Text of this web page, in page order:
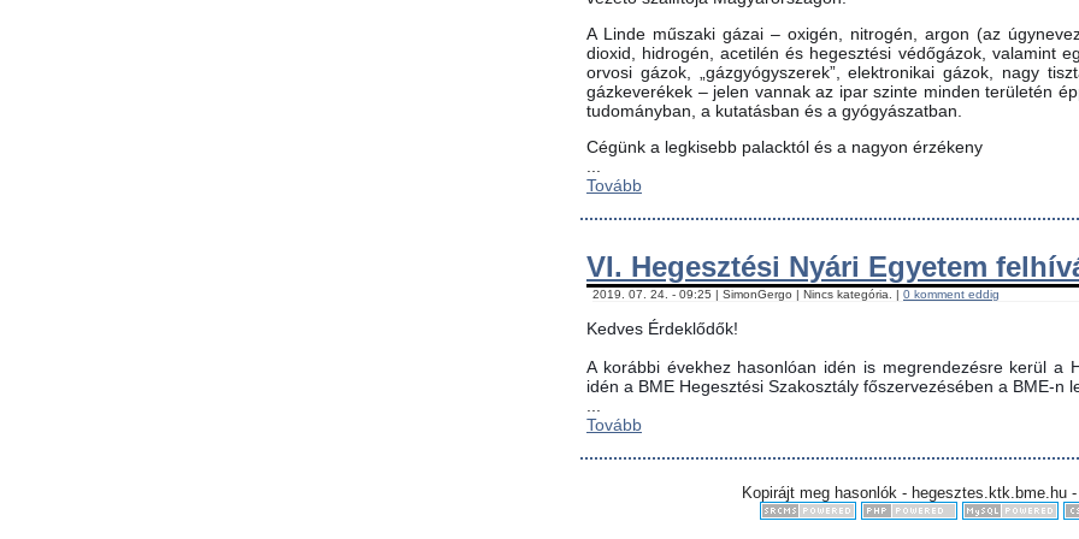
A Linde műszaki gázai – oxigén, nitrogén, argon (az
dioxid, hidrogén, acetilén és hegesztési védőgázok, valamint
orvosi gázok, „gázgyógyszerek”, elektronikai gázok, nagy
gázkeverékek – jelen vannak az ipar szinte minden területén
tudományban, a kutatásban és a gyógyászatban.
Cégünk a legkisebb palacktól és a nagyon érzékeny
Tovább
VI. Hegesztési Nyári Egyetem
2019. 07. 24. - 09:25 | SimonGergo | Nincs kategória. | 0 komment eddig
Kedves Érdeklődők!
A korábbi évekhez hasonlóan idén is megrendezésre kerül a
idén a BME Hegesztési Szakosztály főszervezésében a BME-n
Tovább
Kopirájt meg hasonlók - hegesztes.ktk.bme.hu